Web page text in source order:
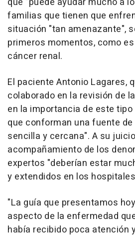
familias que tienen que
situación "tan amenazante",
primeros momentos, como
cáncer renal.
El paciente Antonio Lagares,
colaborado en la revisión de
en la importancia de este
que conforman una fuente
sencilla y cercana". A su
acompañamiento de los
expertos "deberían estar
y extendidos en los
"La guía que presentamos
aspecto de la enfermedad
había recibido poca atención